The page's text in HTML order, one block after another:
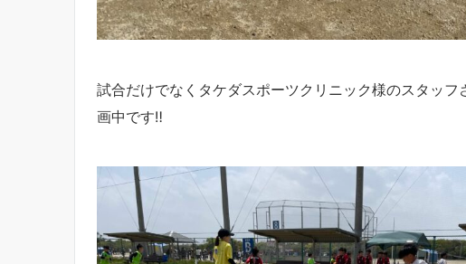
試合だけでなくタケダスポーツクリニック様のスタッ
画中です‼︎